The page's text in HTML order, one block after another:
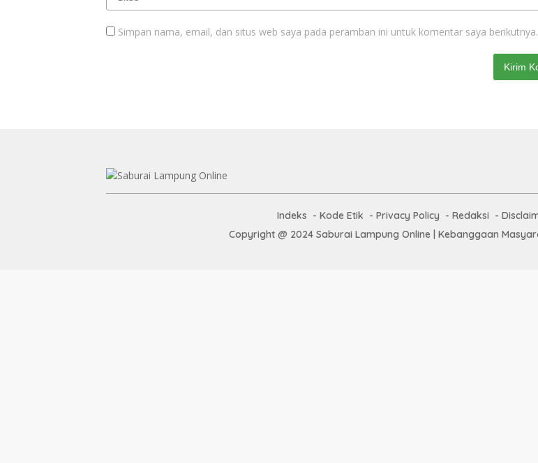
Simpan nama, email, dan situs web saya pada peramban ini untuk komentar saya berikutnya.
Indeks Kode Etik Privacy Policy Redaksi
Copyright @ 2024 Saburai Lampung Online | Kebanggaan